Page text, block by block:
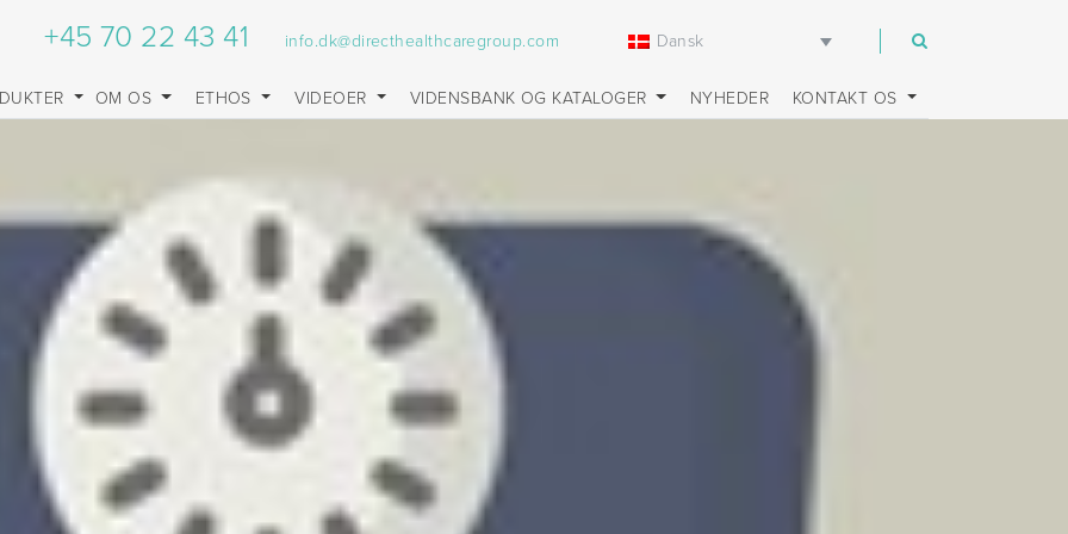
+45 70 22 43 41 info.dk@directhealthcaregroup.com Dansk
OM OS ETHOS VIDEOER VIDENSBANK OG KATALOGER NYHEDER KONTAKT OS